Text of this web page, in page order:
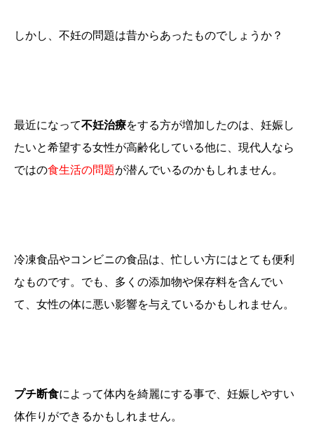
しかし、不妊の問題は昔からあったものでしょうか？
最近になって不妊治療をする方が増加したのは、妊娠し
たいと希望する女性が高齢化している他に、現代人なら
ではの食生活の問題が潜んでいるのかもしれません。
冷凍食品やコンビニの食品は、忙しい方にはとても便利
なものです。でも、多くの添加物や保存料を含んでい
て、女性の体に悪い影響を与えているかもしれません。
プチ断食によって体内を綺麗にする事で、妊娠しやすい
体作りができるかもしれません。